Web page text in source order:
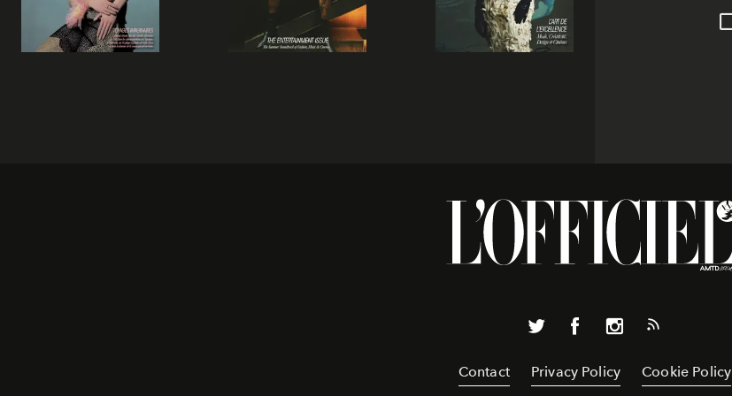
Contact Privacy Policy Cookie Policy